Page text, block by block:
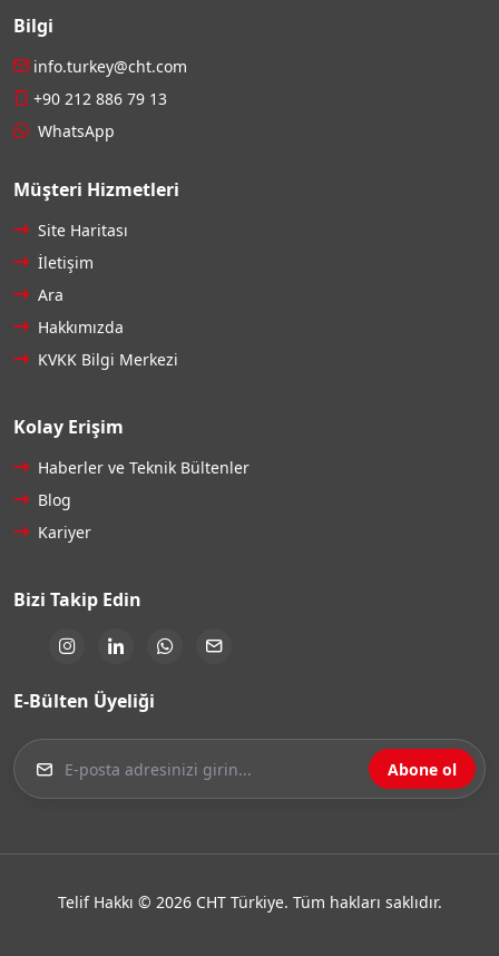
Bilgi
info.turkey@cht.com
+90 212 886 79 13
WhatsApp
Müşteri Hizmetleri
Site Haritası
İletişim
Ara
Hakkımızda
KVKK Bilgi Merkezi
Kolay Erişim
Haberler ve Teknik Bültenler
Blog
Kariyer
Bizi Takip Edin
E-Bülten Üyeliği
Abone ol
Telif Hakkı © 2026 CHT Türkiye. Tüm hakları saklıdır.